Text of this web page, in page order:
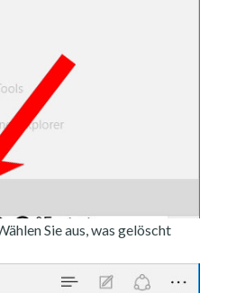
Sie aus, was gelöscht